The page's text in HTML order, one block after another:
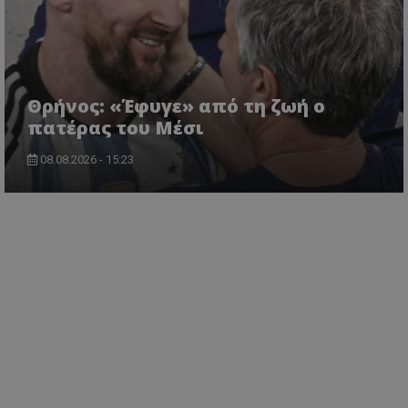
Θρήνος: «Έφυγε» από τη ζωή ο
πατέρας του Μέσι
08.08.2026 - 15:23